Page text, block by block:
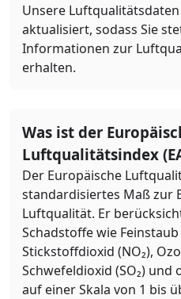
Unsere
aktualisiert, sodass Sie
Informationen zur
erhalten.
Was ist der
Luftqualitätsindex
Der Europäische
standardisiertes Maß zur
Luftqualität. Er
Schadstoffe wie Feinstaub
Stickstoffdioxid (NO₂),
Schwefeldioxid (SO₂)
auf einer Skala von 1 bis